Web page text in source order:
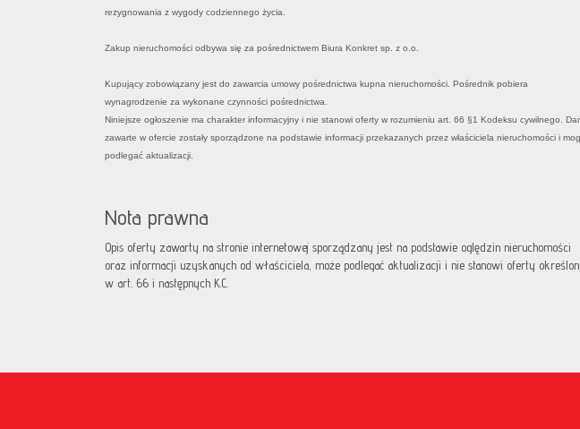
rezygnowania z wygody codziennego życia.
Zakup nieruchomości odbywa się za pośrednictwem Biura Konkret sp. z o.o.
Kupujący zobowiązany jest do zawarcia umowy pośrednictwa kupna nieruchomości. Pośrednik pobiera
wynagrodzenie za wykonane czynności pośrednictwa.
Niniejsze ogłoszenie ma charakter informacyjny i nie stanowi oferty w rozumieniu art. 66 §1 Kodeksu cywilnego.
zawarte w ofercie zostały sporządzone na podstawie informacji przekazanych przez właściciela nieruchomości i
podlegać aktualizacji.
Nota prawna
Opis oferty zawarty na stronie internetowej sporządzany jest na podstawie oględzin nieruchomości
oraz informacji uzyskanych od właściciela, może podlegać aktualizacji i nie stanowi oferty
w art. 66 i następnych K.C.